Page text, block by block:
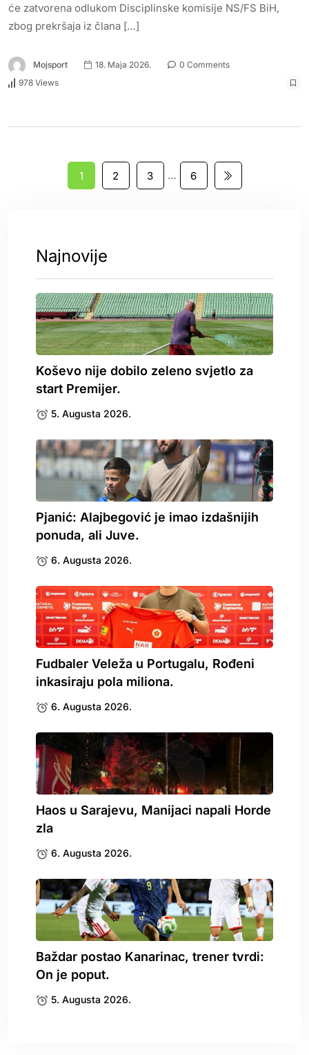
će zatvorena odlukom Disciplinske komisije NS/FS BiH,
zbog prekršaja iz člana […]
Mojsport 18. Maja 2026.
0 Comments
978 Views
1 2 3 … 6
Najnovije
Koševo nije dobilo zeleno svjetlo za
start Premijer.
5. Augusta 2026.
Pjanić: Alajbegović je imao izdašnijih
ponuda, ali Juve.
6. Augusta 2026.
Fudbaler Veleža u Portugalu, Rođeni
inkasiraju pola miliona.
6. Augusta 2026.
Haos u Sarajevu, Manijaci napali Horde
zla
6. Augusta 2026.
Baždar postao Kanarinac, trener tvrdi:
On je poput.
5. Augusta 2026.